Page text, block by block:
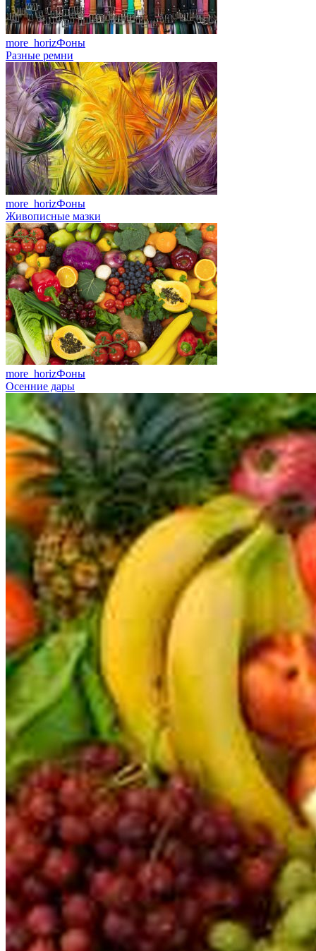
more_horizФоны
Разные ремни
more_horizФоны
Живописные мазки
more_horizФоны
Осенние дары